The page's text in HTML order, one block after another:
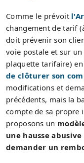
Comme le prévoit
changement de tarif
doit prévenir son
voie postale et sur
plaquette tarifaire)
de clôturer son
modifications et
précédents, mais la
compte de sa propre
proposons un
une hausse
demander un